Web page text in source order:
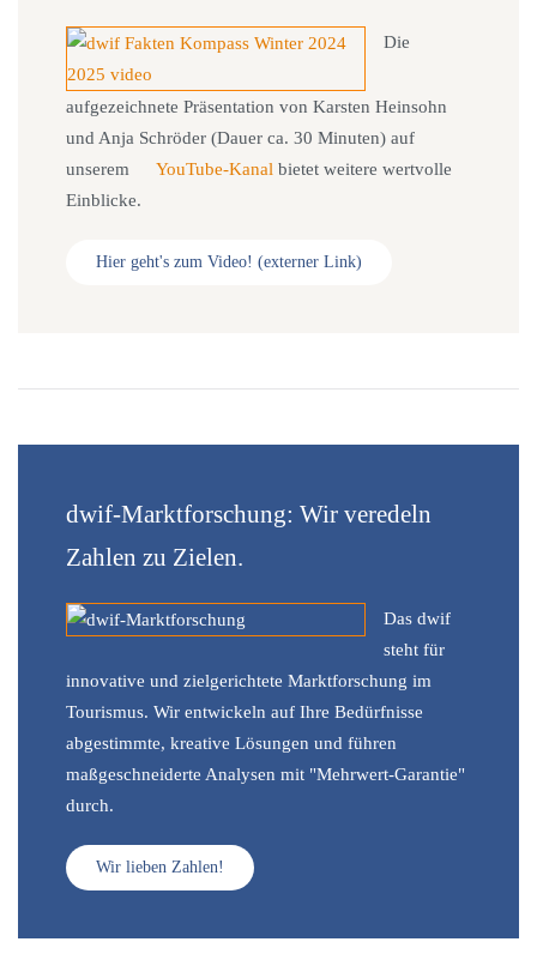
Die
aufgezeichnete Präsentation von Karsten Heinsohn
und Anja Schröder (Dauer ca. 30 Minuten) auf
unserem
YouTube-Kanal bietet weitere wertvolle
Einblicke.
Hier geht's zum Video! (externer Link)
dwif-Marktforschung: Wir veredeln
Zahlen zu Zielen.
Das dwif
steht für
innovative und zielgerichtete Marktforschung im
Tourismus. Wir entwickeln auf Ihre Bedürfnisse
abgestimmte, kreative Lösungen und führen
maßgeschneiderte Analysen mit "Mehrwert-Garantie"
durch.
Wir lieben Zahlen!